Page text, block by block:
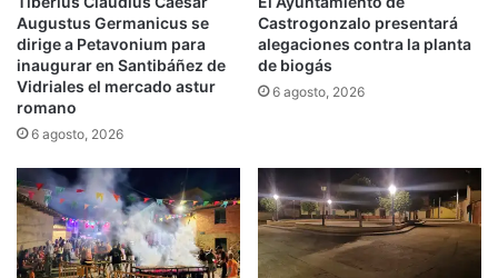
Augustus Germanicus se
dirige a Petavonium para
inaugurar en Santibáñez de
Vidriales el mercado astur
romano
6 agosto, 2026
Castrogonzalo presentará
alegaciones contra la planta
de biogás
6 agosto, 2026